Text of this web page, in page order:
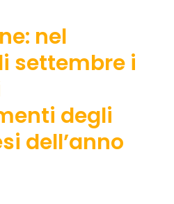
nel
settembre i
degli
dell’anno